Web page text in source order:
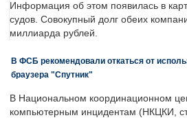
Информация об этом появилась в
судов. Совокупный долг обеих
миллиарда рублей.
В ФСБ рекомендовали откаться от
браузера "Спутник"
В Национальном координационном
компьютерным инцидентам (НКЦКИ,